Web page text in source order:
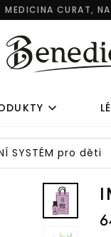
MEDICINA CURAT,
SYSTÉM pro děti